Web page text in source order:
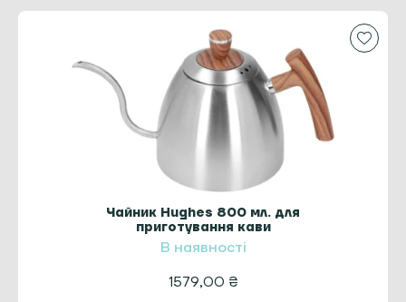
Чайник Hughes 800 мл. для
приготування кави
В наявності
1579,00 ₴